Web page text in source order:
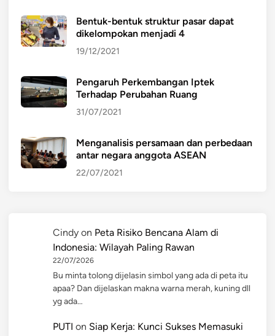
Bentuk-bentuk struktur pasar dapat
dikelompokan menjadi 4
19/12/2021
Pengaruh Perkembangan Iptek
Terhadap Perubahan Ruang
31/07/2021
Menganalisis persamaan dan perbedaan
antar negara anggota ASEAN
22/07/2021
Cindy on Peta Risiko Bencana Alam di
Indonesia: Wilayah Paling Rawan
22/07/2026
Bu minta tolong dijelasin simbol yang ada di peta itu
apaa? Dan dijelaskan makna warna merah, kuning dll
yg ada…
PUTI on Siap Kerja: Kunci Sukses Memasuki